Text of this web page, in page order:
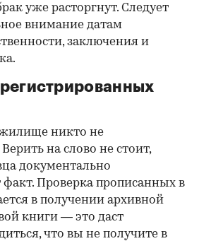
уже расторгнут. Следует
внимание датам
заключения и
жилище никто не
на слово не стоит,
документально
факт. Проверка прописанных в
в получении архивной
книги — это даст
что вы не получите в